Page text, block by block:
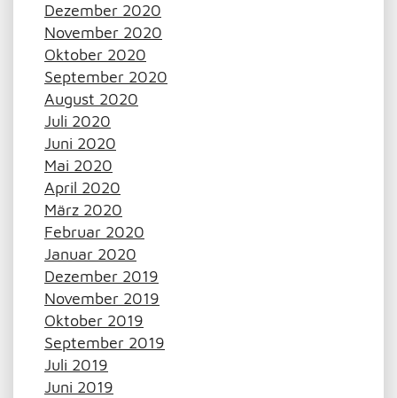
Dezember 2020
November 2020
Oktober 2020
September 2020
August 2020
Juli 2020
Juni 2020
Mai 2020
April 2020
März 2020
Februar 2020
Januar 2020
Dezember 2019
November 2019
Oktober 2019
September 2019
Juli 2019
Juni 2019